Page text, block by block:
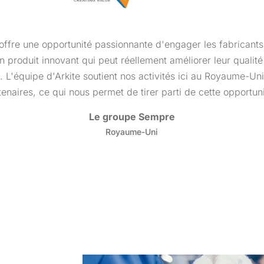
une opportunité passionnante d'engager les
produit innovant qui peut réellement améliorer leur
L'équipe d'Arkite soutient nos activités ici au Royaume-
ce qui nous permet de tirer parti de cette
Le groupe Sempre
Royaume-Uni